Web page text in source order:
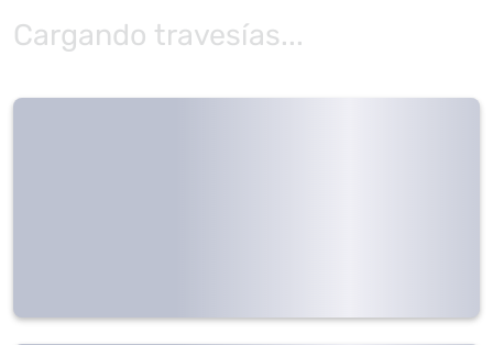
Cargando travesías...